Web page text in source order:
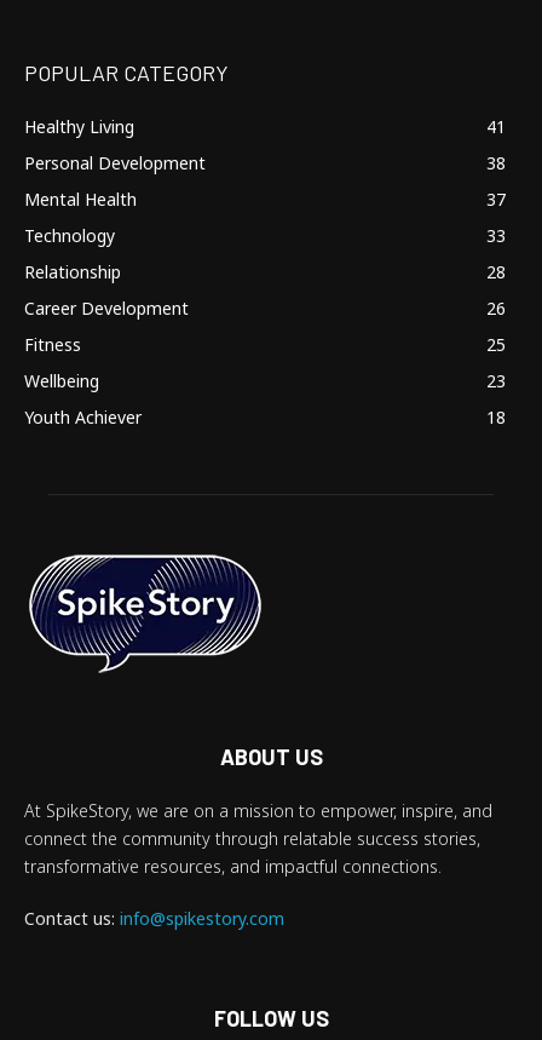
POPULAR CATEGORY
Healthy Living
41
Personal Development
38
Mental Health
37
Technology
33
Relationship
28
Career Development
26
Fitness
25
Wellbeing
23
Youth Achiever
18
ABOUT US
At SpikeStory, we are on a mission to empower, inspire, and
connect the community through relatable success stories,
transformative resources, and impactful connections.
Contact us: info@spikestory.com
FOLLOW US